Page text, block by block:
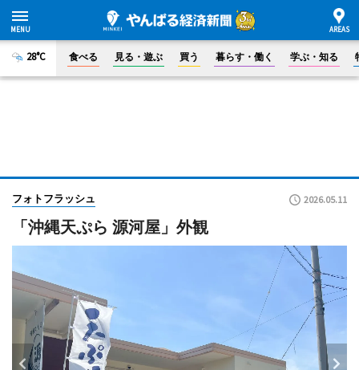
28°C 食べる 見る・遊ぶ 買う 暮らす・働く 学ぶ・知る
フォトフラッシュ 2026.05.11
「沖縄天ぷら 源河屋」外観